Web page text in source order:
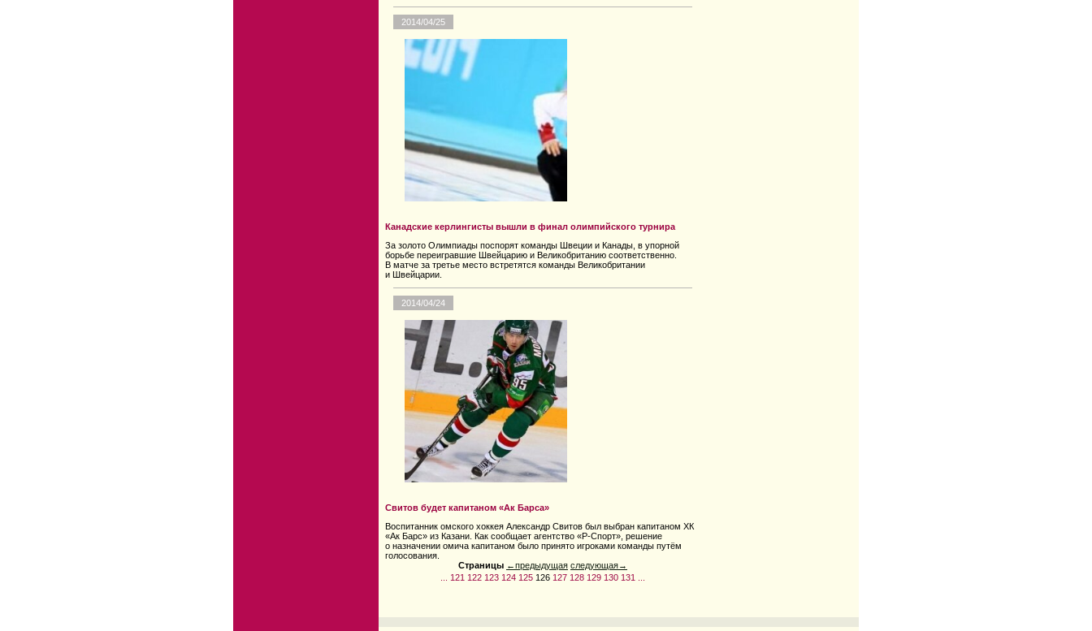
2014/04/25
Канадские керлингисты вышли в финал олимпийского турнира
За золото Олимпиады поспорят команды Швеции и Канады, в упорной
борьбе переигравшие Швейцарию и Великобританию соответственно.
В матче за третье место встретятся команды Великобритании
и Швейцарии.
2014/04/24
Свитов будет капитаном «Ак Барса»
Воспитанник омского хоккея Александр Свитов был выбран капитаном ХК
«Ак Барс» из Казани. Как сообщает агентство «Р-Спорт», решение
о назначении омича капитаном было принято игроками команды путём
голосования.
Страницы ←предыдущая следующая→
121 122 123 124 125 126 127 128 129 130 131